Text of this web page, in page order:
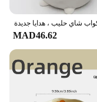
MAD46.62